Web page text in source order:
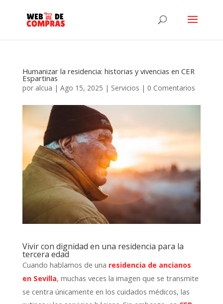
Humanizar la residencia: historias y vivencias en CER
Espartinas
por alcua | Ago 15, 2025 | Servicios | 0 Comentarios
Vivir con dignidad en una residencia para la
tercera edad
Cuando hablamos de una residencia de ancianos
en Sevilla, muchas veces la imagen que se transmite
se centra únicamente en los cuidados médicos, las